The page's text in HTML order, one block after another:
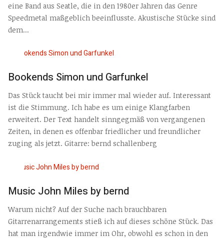
eine Band aus Seatle, die in den 1980er Jahren das Genre
Speedmetal maßgeblich beeinflusste. Akustische Stücke sind
dem...
Bookends Simon und Garfunkel
Das Stück taucht bei mir immer mal wieder auf. Interessant
ist die Stimmung. Ich habe es um einige Klangfarben
erweitert. Der Text handelt sinngegmäß von vergangenen
Zeiten, in denen es offenbar friedlicher und freundlicher
zuging als jetzt. Gitarre: bernd schallenberg
Music John Miles by bernd
Warum nicht? Auf der Suche nach brauchbaren
Gitarrenarrangements stieß ich auf dieses schöne Stück. Das
hat man irgendwie immer im Ohr, obwohl es schon in den